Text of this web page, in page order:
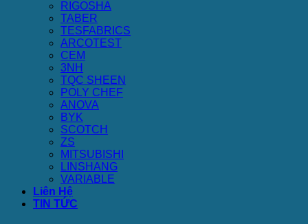
RIGOSHA
TABER
TESFABRICS
ARCOTEST
CEM
3NH
TQC SHEEN
POLY CHEF
ANOVA
BYK
SCOTCH
ZS
MITSUBISHI
LINSHANG
VARIABLE
Liên Hệ
TIN TỨC